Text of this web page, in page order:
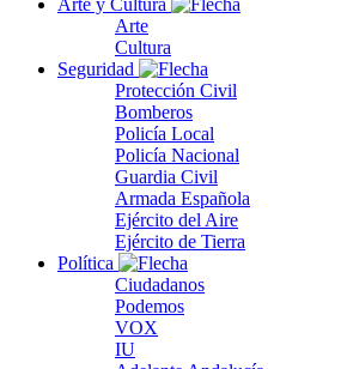
Arte y Cultura
Arte
Cultura
Seguridad
Protección Civil
Bomberos
Policía Local
Policía Nacional
Guardia Civil
Armada Española
Ejército del Aire
Ejército de Tierra
Política
Ciudadanos
Podemos
VOX
IU